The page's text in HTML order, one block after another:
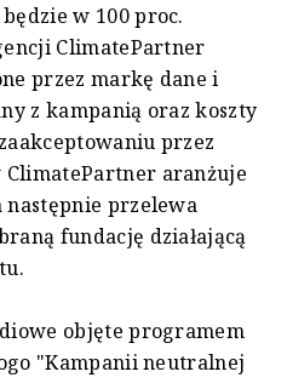
w 100 proc.
ClimatePartner
przez markę dane i
z kampanią oraz koszty
przez
aranżuje
następnie przelewa
fundację działającą
objęte programem
"Kampanii neutralnej